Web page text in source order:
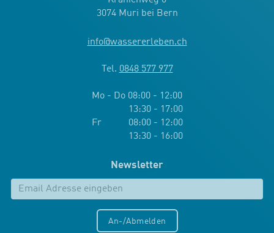
3074 Muri bei Bern
info@wassererleben.ch
Tel. 0848 577 977
Mo - Do 08:00 - 12:00
13:30 - 17:00
Fr 08:00 - 12:00
13:30 - 16:00
Newsletter
An-/Abmelden